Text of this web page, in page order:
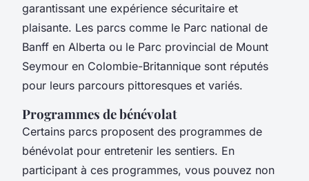
garantissant une expérience sécuritaire et
plaisante. Les parcs comme le Parc national de
Banff en Alberta ou le Parc provincial de Mount
Seymour en Colombie-Britannique sont réputés
pour leurs parcours pittoresques et variés.
Programmes de bénévolat
Certains parcs proposent des programmes de
bénévolat pour entretenir les sentiers. En
participant à ces programmes, vous pouvez non